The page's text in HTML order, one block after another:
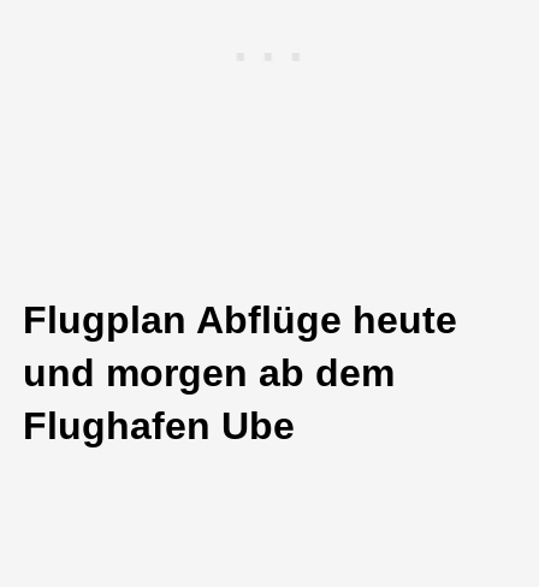
Flugplan Abflüge heute
und morgen ab dem
Flughafen Ube